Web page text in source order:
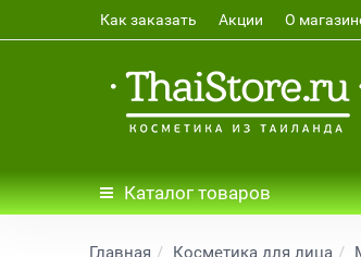
Как заказать Акции О
Каталогтоваров
Главная Косметика для лица